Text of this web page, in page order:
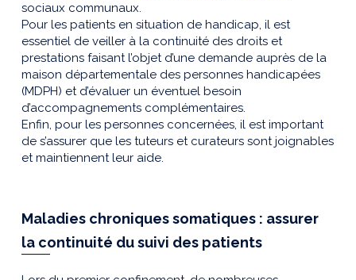
sociaux communaux.
Pour les patients en situation de handicap, il est
essentiel de veiller à la continuité des droits et
prestations faisant l’objet d’une demande auprès de la
maison départementale des personnes handicapées
(MDPH) et d’évaluer un éventuel besoin
d’accompagnements complémentaires.
Enfin, pour les personnes concernées, il est important
de s’assurer que les tuteurs et curateurs sont joignables
et maintiennent leur aide.
Maladies chroniques somatiques : assurer
la continuité du suivi des patients